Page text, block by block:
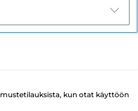
mustetilauksista, kun otat käyttöön